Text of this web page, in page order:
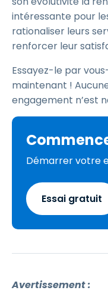
intéressante pour
rationaliser leurs
renforcer leur
Essayez-le par
maintenant !
engagement n’est
Démarrer votre
Essai gratuit
Avertissement :